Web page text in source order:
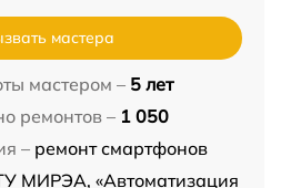
мастера
мастером – 5 лет
ремонтов – 1 050
– ремонт смартфонов
МИРЭА, «Автоматизация